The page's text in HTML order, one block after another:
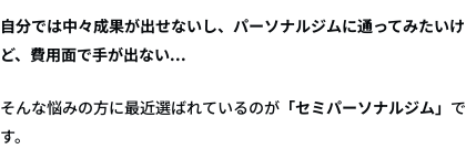
自分では中々成果が出せないし、パーソナルジムに通ってみたいけ
ど、費用面で手が出ない...
そんな悩みの方に最近選ばれているのが 「セミパーソナルジム」 で
す。